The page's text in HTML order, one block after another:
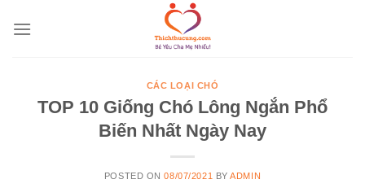
CÁC LOẠI CHÓ
TOP 10 Giống Chó Lông Ngắn Phổ
Biến Nhất Ngày Nay
POSTED ON08/07/2021 BYADMIN